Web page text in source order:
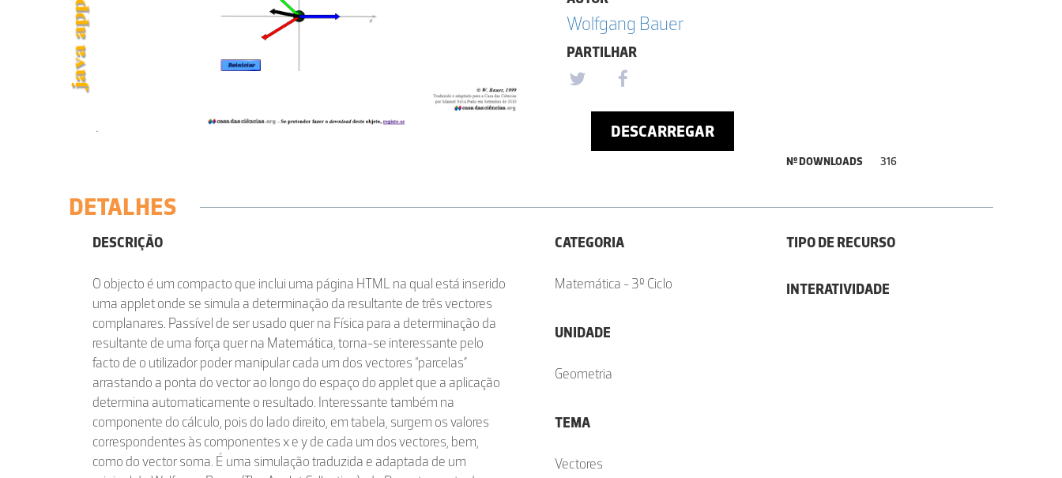
Wolfgang Bauer
PARTILHAR
DESCARREGAR
Nº DOWNLOADS 316
DETALHES
DESCRIÇÃO
O objecto é um compacto que inclui uma página HTML na qual está inserido
uma applet onde se simula a determinação da resultante de três vectores
complanares. Passível de ser usado quer na Física para a determinação da
resultante de uma força quer na Matemática, torna-se interessante pelo
facto de o utilizador poder manipular cada um dos vectores “parcelas”
arrastando a ponta do vector ao longo do espaço do applet que a aplicação
determina automaticamente o resultado. Interessante também na
componente do cálculo, pois do lado direito, em tabela, surgem os valores
correspondentes às componentes x e y de cada um dos vectores, bem,
como do vector soma. É uma simulação traduzida e adaptada de um
CATEGORIA
Matemática - 3º Ciclo
UNIDADE
Geometria
TEMA
Vectores
TIPO DE RECURSO
INTERATIVIDADE